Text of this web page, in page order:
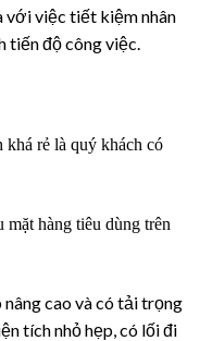
với việc tiết kiệm nhân
tiến độ công việc.
khá rẻ là quý khách có
hàng tiêu dùng trên
cao và có tải trọng
tích nhỏ hẹp, có lối đi